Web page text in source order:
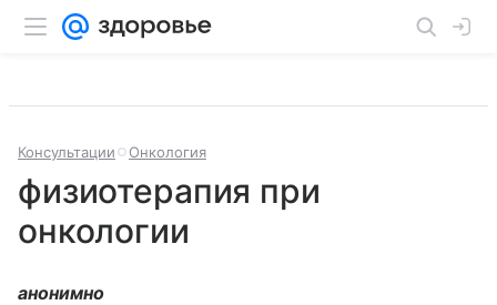
Консультации Онкология
физиотерапия при
онкологии
анонимно